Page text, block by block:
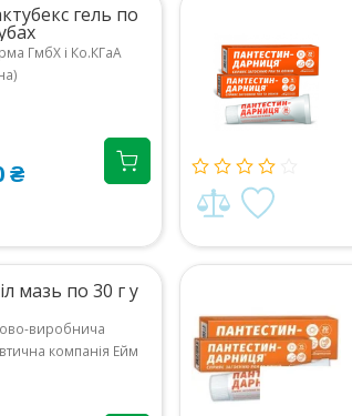
гель по
ГмбХ і Ко.КГаА
₴
мазь по 30 г у
виробнича
компанія Ейм